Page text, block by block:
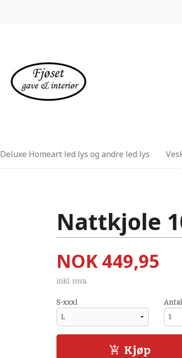
Deluxe Homeart led lys og andre led lys
Nattkjole
Pris
NOK449,95
inkl. mva.
S-xxxl
Kjøp